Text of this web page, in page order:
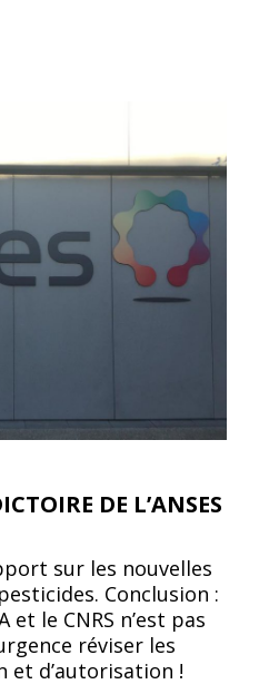
DE L’ANSES
sur les nouvelles
Conclusion :
et le CNRS n’est pas
réviser les
et d’autorisation !